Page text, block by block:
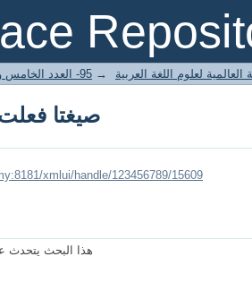
صيغتا
لعلوم اللغة العربية → 95- العدد الخامس والتسعون
صيغتا
xmlui/handle/123456789/15609
هذا البحث يتحدث